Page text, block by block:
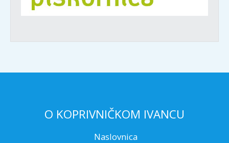
O KOPRIVNIČKOM IVANCU
Naslovnica